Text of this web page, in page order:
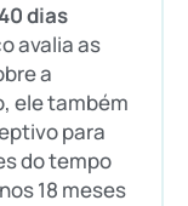
dias
avalia as
a
ele também
para
do tempo
18 meses